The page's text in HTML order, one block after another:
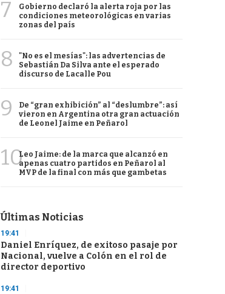
7
Gobierno declaró la alerta roja por las
condiciones meteorológicas en varias
zonas del país
8
"No es el mesías": las advertencias de
Sebastián Da Silva ante el esperado
discurso de Lacalle Pou
9
De “gran exhibición” al “deslumbre”: así
vieron en Argentina otra gran actuación
de Leonel Jaime en Peñarol
10Leo Jaime: de la marca que alcanzó en
apenas cuatro partidos en Peñarol al
MVP de la final con más que gambetas
Últimas Noticias
19:41
Daniel Enríquez, de exitoso pasaje por
Nacional, vuelve a Colón en el rol de
director deportivo
19:41